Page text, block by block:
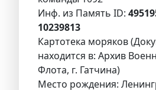
Инф. из Память ID:
10239813
Картотека моряков
находится в: Архив
Флота, г. Гатчина)
Место рождения: